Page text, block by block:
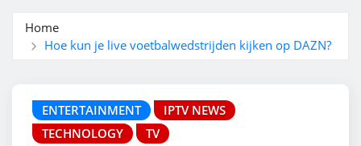
Home
Hoe kun je live voetbalwedstrijden kijken op DAZN?
ENTERTAINMENT
IPTV NEWS
TECHNOLOGY
TV